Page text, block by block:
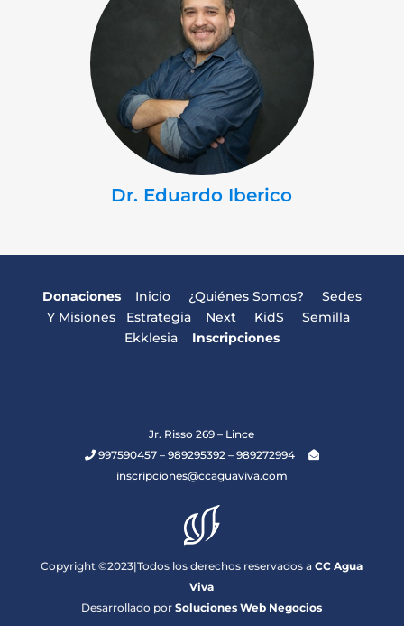
Dr. Eduardo Iberico
Donaciones Inicio ¿Quiénes Somos? Sedes
Y Misiones
EstrategiaNext KidS
Semilla
Ekklesia
Inscripciones
Jr. Risso 269 – Lince
997590457 – 989295392 – 989272994
inscripciones@ccaguaviva.com
Copyright ©2023|Todos los derechos reservados aCC Agua
Viva
Desarrollado porSoluciones Web Negocios